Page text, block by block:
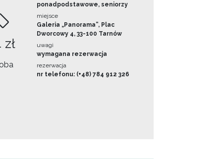
zł
ponadpodstawowe, seniorzy
miejsce
Galeria „Panorama”, Plac
Dworcowy 4, 33-100 Tarnów
uwagi
wymagana rezerwacja
rezerwacja
nr telefonu: (+48) 784 912 326